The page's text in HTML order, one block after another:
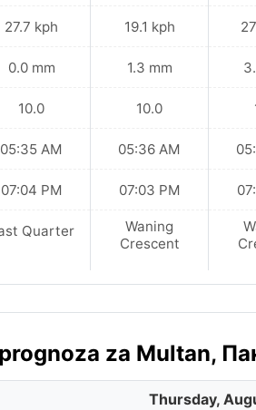
27.7 kph
0.0 mm
10.0
05:35 AM
07:04 PM
Quarter
19.1 kph
1.3 mm
10.0
05:36 AM
07:03 PM
Waning
Crescent
za Multan,
Thursday,